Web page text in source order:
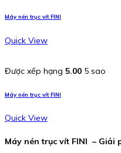
Máy nén trục vít FINI
Quick View
Được xếp hạng 5.00 5 sao
Máy nén trục vít FINI
Quick View
Máy nén trục vít FINI – Giải